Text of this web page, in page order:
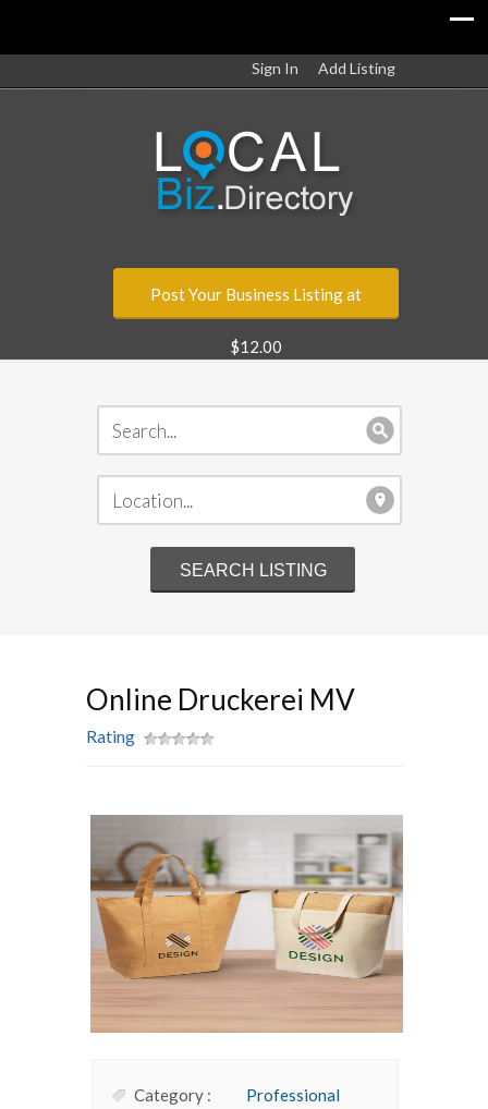
Sign In Add Listing
Post Your Business Listing at
$12.00
Online Druckerei MV
Rating
Category : Professional